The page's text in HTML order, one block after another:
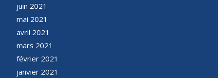
juin 2021
mai 2021
avril 2021
mars 2021
février 2021
janvier 2021